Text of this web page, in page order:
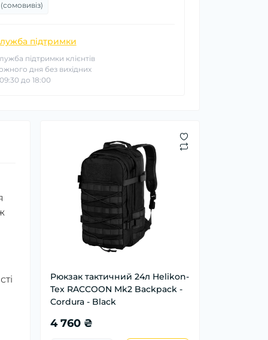
підтримки
підтримки клієнтів
дня без вихідних
до 18:00
Рюкзак тактичний 24л Helikon-
Tex RACCOON Mk2 Backpack -
Cordura - Black
4 760 ₴